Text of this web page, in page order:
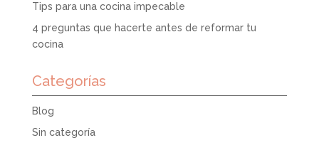
Tips para una cocina impecable
4 preguntas que hacerte antes de reformar tu
cocina
Categorías
Blog
Sin categoría